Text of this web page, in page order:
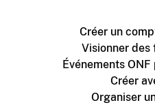
Créer un
Visionner des
Événements
Créer
Organiser